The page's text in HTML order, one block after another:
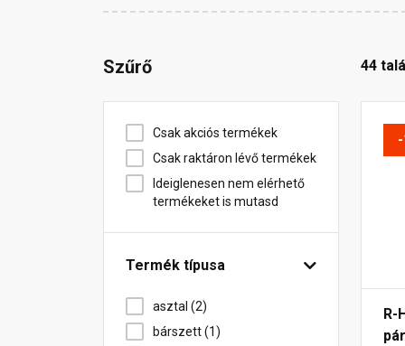
Szűrő
Csak akciós termékek
Csak raktáron lévő termékek
Ideiglenesen nem elérhető
termékeket is mutasd
Termék típusa
asztal (2)
bárszett (1)
44
R-